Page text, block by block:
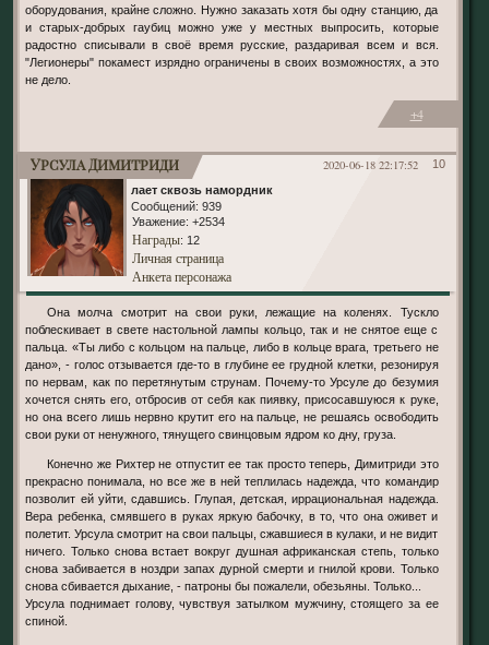
оборудования, крайне сложно. Нужно заказать хотя бы одну станцию, да
и старых-добрых гаубиц можно уже у местных выпросить, которые
радостно списывали в своё время русские, раздаривая всем и вся.
"Легионеры" покамест изрядно ограничены в своих возможностях, а это
не дело.
+4
10
2020-06-18 22:17:52
Урсула Димитриди
лает сквозь намордник
Сообщений: 939
Уважение: +2534
Награды: 12
Личная страница
Анкета персонажа
Она молча смотрит на свои руки, лежащие на коленях. Тускло
поблескивает в свете настольной лампы кольцо, так и не снятое еще с
пальца. «Ты либо с кольцом на пальце, либо в кольце врага, третьего не
дано», - голос отзывается где-то в глубине ее грудной клетки, резонируя
по нервам, как по перетянутым струнам. Почему-то Урсуле до безумия
хочется снять его, отбросив от себя как пиявку, присосавшуюся к руке,
но она всего лишь нервно крутит его на пальце, не решаясь освободить
свои руки от ненужного, тянущего свинцовым ядром ко дну, груза.
Конечно же Рихтер не отпустит ее так просто теперь, Димитриди это
прекрасно понимала, но все же в ней теплилась надежда, что командир
позволит ей уйти, сдавшись. Глупая, детская, иррациональная надежда.
Вера ребенка, смявшего в руках яркую бабочку, в то, что она оживет и
полетит. Урсула смотрит на свои пальцы, сжавшиеся в кулаки, и не видит
ничего. Только снова встает вокруг душная африканская степь, только
снова забивается в ноздри запах дурной смерти и гнилой крови. Только
снова сбивается дыхание, - патроны бы пожалели, обезьяны. Только...
Урсула поднимает голову, чувствуя затылком мужчину, стоящего за ее
спиной.